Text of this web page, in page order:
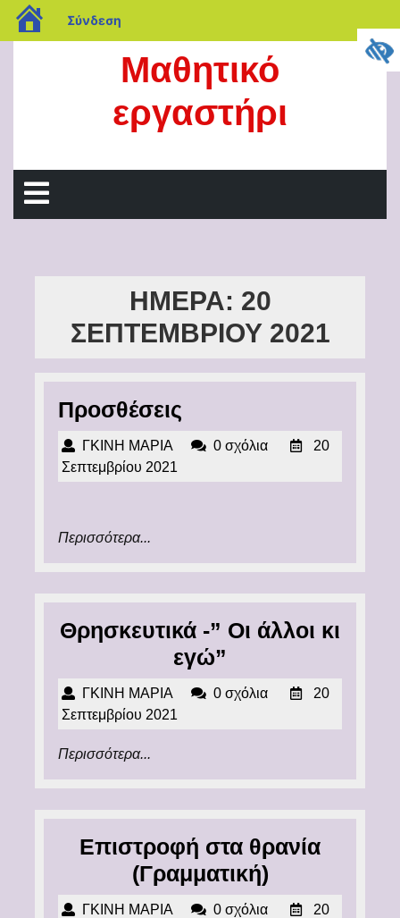
blogs.sch.gr
Σύνδεση
Μαθητικό
εργαστήρι
Άνοιγμα
ΗΜΈΡΑ: 20
ΣΕΠΤΕΜΒΡΊΟΥ 2021
Προσθέσεις
ΓΚΙΝΗ ΜΑΡΙΑ ΓΚΙΝΗ
ΜΑΡΙΑ
0 σχόλια
20
Σεπτεμβρίου 2021
Περισσότερα...
Θρησκευτικά -” Οι άλλοι κι
εγώ”
-”
άλλοι
εγώ”
ΓΚΙΝΗ ΜΑΡΙΑ ΓΚΙΝΗ
ΜΑΡΙΑ
0 σχόλια
20
Σεπτεμβρίου 2021
Περισσότερα...
Επιστροφή στα θρανία
(Γραμματική)Επιστροφή
στα
ΓΚΙΝΗ ΜΑΡΙΑ ΓΚΙΝΗ0 σχόλια
20